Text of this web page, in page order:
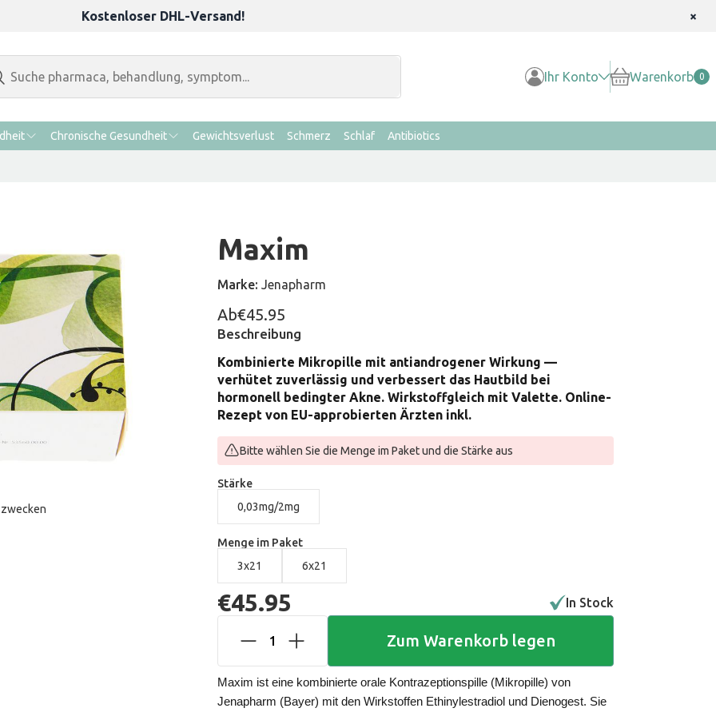
Kostenloser DHL-Versand! ×
Ihr Konto Warenkorb 0
Chronische Gesundheit Gewichtsverlust Schmerz Schlaf Antibiotics
Maxim
Marke: Jenapharm
Ab€45.95
Beschreibung
Kombinierte Mikropille mit antiandrogener Wirkung —
verhütet zuverlässig und verbessert das Hautbild bei
hormonell bedingter Akne. Wirkstoffgleich mit Valette. Online-
Rezept von EU-approbierten Ärzten inkl.
Bitte wählen Sie die Menge im Paket und die Stärke aus
Menge im Paket
3x21
6x21
Stärke
0,03mg/2mg
€45.95 In Stock
1 Zum Warenkorb legen
Maxim ist eine kombinierte orale Kontrazeptionspille (Mikropille) von
Jenapharm (Bayer) mit den Wirkstoffen Ethinylestradiol und Dienogest. Sie